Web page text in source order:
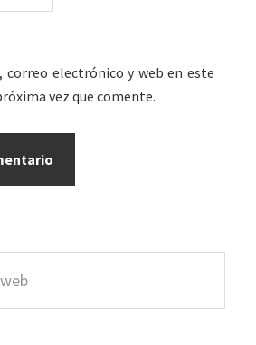
correo electrónico y web en este
vez que comente.